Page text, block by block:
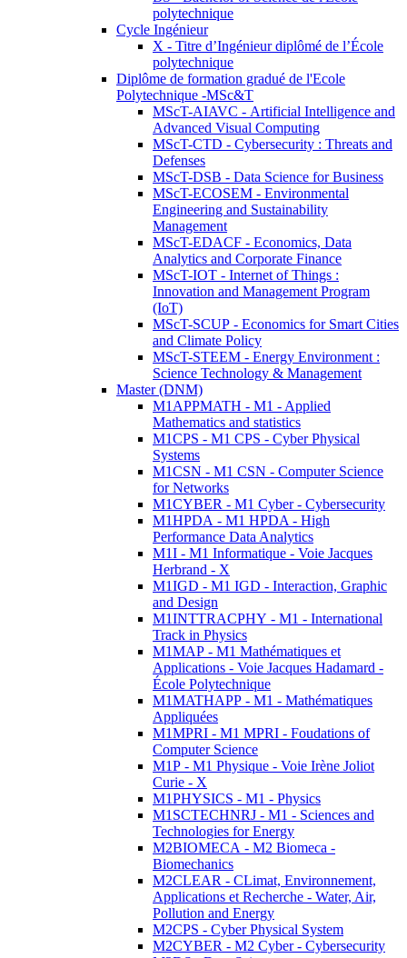
polytechnique
Cycle Ingénieur
X - Titre d’Ingénieur diplômé de l’École
polytechnique
Diplôme de formation gradué de l'Ecole
Polytechnique -MSc&T
MScT-AIAVC - Artificial Intelligence and
Advanced Visual Computing
MScT-CTD - Cybersecurity : Threats and
Defenses
MScT-DSB - Data Science for Business
MScT-ECOSEM - Environmental
Engineering and Sustainability
Management
MScT-EDACF - Economics, Data
Analytics and Corporate Finance
MScT-IOT - Internet of Things :
Innovation and Management Program
(IoT)
MScT-SCUP - Economics for Smart Cities
and Climate Policy
MScT-STEEM - Energy Environment :
Science Technology & Management
Master (DNM)
M1APPMATH - M1 - Applied
Mathematics and statistics
M1CPS - M1 CPS - Cyber Physical
Systems
M1CSN - M1 CSN - Computer Science
for Networks
M1CYBER - M1 Cyber - Cybersecurity
M1HPDA - M1 HPDA - High
Performance Data Analytics
M1I - M1 Informatique - Voie Jacques
Herbrand - X
M1IGD - M1 IGD - Interaction, Graphic
and Design
M1INTTRACPHY - M1 - International
Track in Physics
M1MAP - M1 Mathématiques et
Applications - Voie Jacques Hadamard -
École Polytechnique
M1MATHAPP - M1 - Mathématiques
Appliquées
M1MPRI - M1 MPRI - Foudations of
Computer Science
M1P - M1 Physique - Voie Irène Joliot
Curie - X
M1PHYSICS - M1 - Physics
M1SCTECHNRJ - M1 - Sciences and
Technologies for Energy
M2BIOMECA - M2 Biomeca -
Biomechanics
M2CLEAR - CLimat, Environnement,
Applications et Recherche - Water, Air,
Pollution and Energy
M2CPS - Cyber Physical System
M2CYBER - M2 Cyber - Cybersecurity